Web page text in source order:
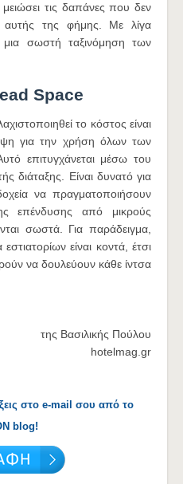
τις δαπάνες που δεν
της φήμης. Με λίγα
μια σωστή ταξινόμηση των
Space
το κόστος είναι
για την χρήση όλων των
επιτυγχάνεται μέσω του
διάταξης. Είναι δυνατό για
να πραγματοποιήσουν
επένδυσης από μικρούς
σωστά. Για παράδειγμα,
είναι κοντά, έτσι
να δουλεύουν κάθε ίντσα
της Βασιλικής Πούλου
hotelmag.gr
στο e-mail σου από το
blog!